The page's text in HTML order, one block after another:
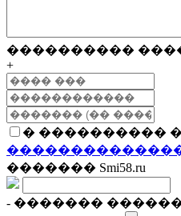
����������
+
� ���������� �
������� Smi58.ru
- �������